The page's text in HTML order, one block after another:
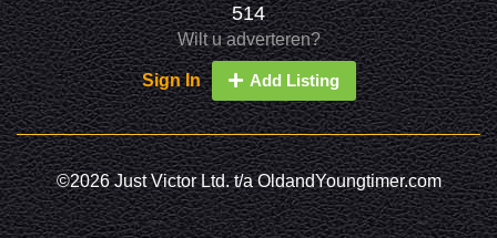
514
Wilt u adverteren?
Sign In Add Listing
©2026 Just Victor Ltd. t/a OldandYoungtimer.com